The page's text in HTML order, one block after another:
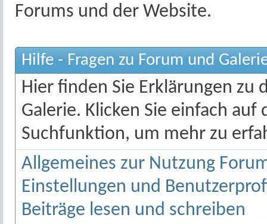
Forums und der Website.
Hilfe - Fragen zu Forum und
Hier finden Sie Erklärungen
Galerie. Klicken Sie einfach
Suchfunktion, um mehr zu
Allgemeines zur Nutzung
Einstellungen und
Beiträge lesen und schreiben